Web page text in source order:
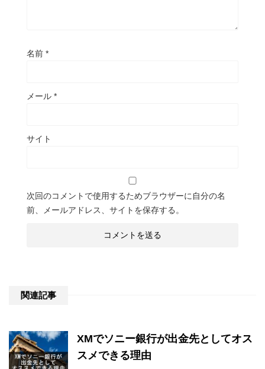
名前 *
メール *
サイト
次回のコメントで使用するためブラウザーに自分の名
前、メールアドレス、サイトを保存する。
関連記事
XMでソニー銀行が出金先としてオス
スメできる理由